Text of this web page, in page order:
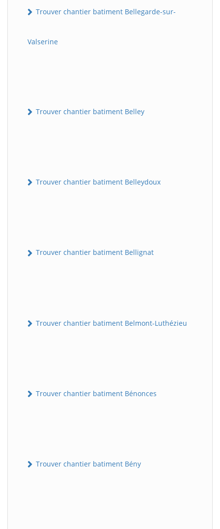
Trouver chantier batiment Bellegarde-sur-
Valserine
Trouver chantier batiment Belley
Trouver chantier batiment Belleydoux
Trouver chantier batiment Bellignat
Trouver chantier batiment Belmont-Luthézieu
Trouver chantier batiment Bénonces
Trouver chantier batiment Bény